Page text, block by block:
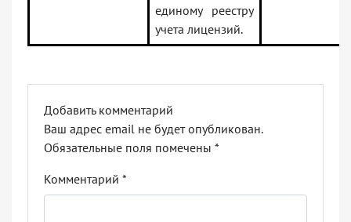
единому реестру
учета лицензий.
Добавить комментарий
Ваш адрес email не будет опубликован.
Обязательные поля помечены *
Комментарий *